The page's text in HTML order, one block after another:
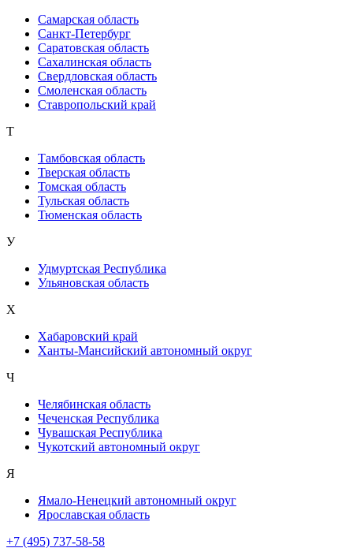
Самарская область
Санкт-Петербург
Саратовская область
Сахалинская область
Свердловская область
Смоленская область
Ставропольский край
Т
Тамбовская область
Тверская область
Томская область
Тульская область
Тюменская область
У
Удмуртская Республика
Ульяновская область
Х
Хабаровский край
Ханты-Мансийский автономный округ
Ч
Челябинская область
Чеченская Республика
Чувашская Республика
Чукотский автономный округ
Я
Ямало-Ненецкий автономный округ
Ярославская область
+7 (495) 737-58-58